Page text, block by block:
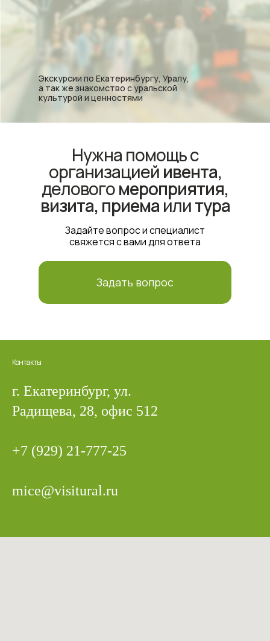
Экскурсии по Екатеринбургу, Уралу,
а так же знакомство с уральской
культурой и ценностями
Задать вопрос
Нужна помощь с
организацией ивента,
деловогомероприятия,
визита, приема илитура
Задайте вопрос и специалист
свяжется с вами для ответа
Контакты
г. Екатеринбург, ул.
Радищева, 28, офис 512
+7 (929) 21-777-25
mice@visitural.ru